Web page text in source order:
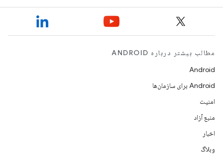
مطالب بیشتر درباره ANDROID
Android
Android برای سازمان‌ها
امنیت
منبع آزاد
اخبار
وبلاگ